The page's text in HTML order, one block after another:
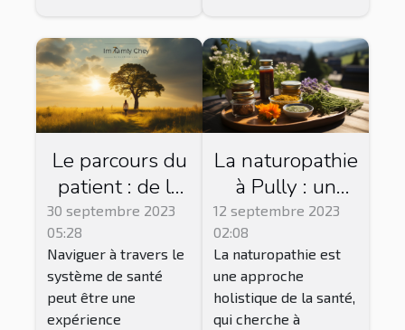
Le parcours du
patient : de la
consultation à
convalescence
30 septembre 2023
05:28
Naviguer à travers le
système de santé
peut être une
expérience
La naturopathie
à Pully : un
chemin vers
l'équilibre
12 septembre 2023
02:08
La naturopathie est
une approche
holistique de la santé,
qui cherche à